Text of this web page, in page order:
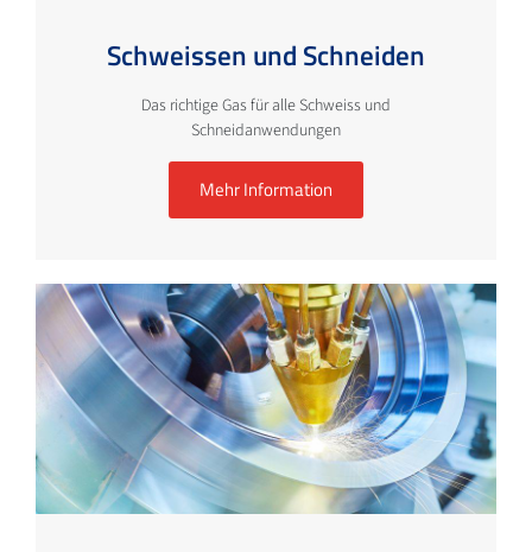
Schweissen und Schneiden
Das richtige Gas für alle Schweiss und
Schneidanwendungen
Mehr Information